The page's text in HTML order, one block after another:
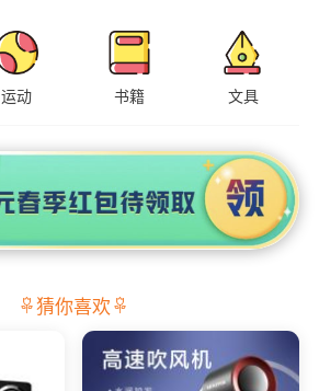
运动 书籍 文具
猜你喜欢